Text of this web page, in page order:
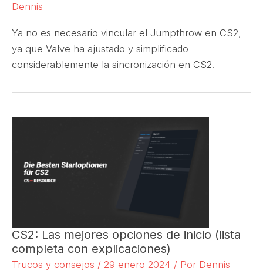
Dennis
Ya no es necesario vincular el Jumpthrow en CS2,
ya que Valve ha ajustado y simplificado
considerablemente la sincronización en CS2.
CS2: Las mejores opciones de inicio (lista
completa con explicaciones)
Trucos y consejos / 29 enero 2024 / Por Dennis